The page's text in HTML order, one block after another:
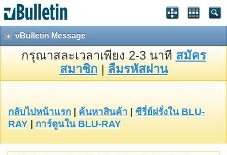
vBulletin Message
กรุณาสละเวลาเพียง 2-3 นาที สมัคร
สมาชิก | ลืมรหัสผ่าน
กลับไปหน้าแรก ค้นหาสินค้า
ซีรี่ย์ฝรั่งใน BLU-
RAY
การ์ตูนใน BLU-RAY